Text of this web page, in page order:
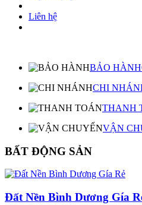
Liên hệ
BẢO HÀNH
CHI
THANH
VẬN
BẤT ĐỘNG SẢN
Đất Nền Bình Dương Gía